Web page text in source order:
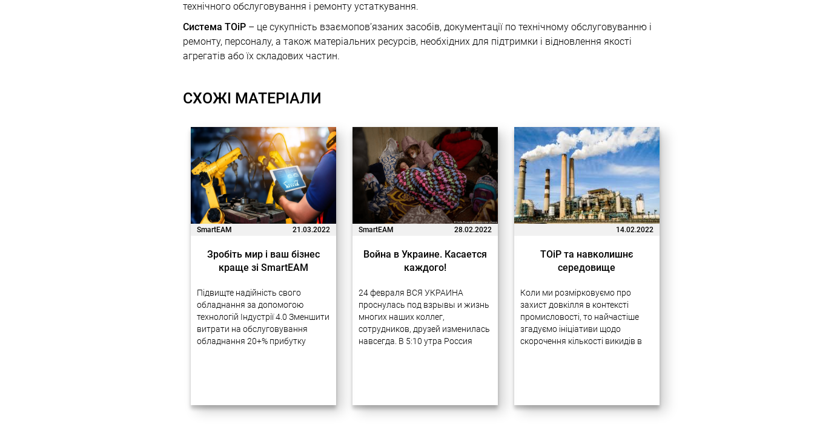
технічного обслуговування і ремонту устаткування.
Система ТОіР – це сукупність взаємопов’язаних засобів, документації по технічному обслуговуванню і
ремонту, персоналу, а також матеріальних ресурсів, необхідних для підтримки і відновлення якості
агрегатів або їх складових частин.
СХОЖІ МАТЕРІАЛИ
SmartEAM 21.03.2022
Зробіть мир і ваш бізнес
краще зі SmartEAM
Підвищте надійність свого
обладнання за допомогою
технологій Індустрії 4.0 Зменшити
витрати на обслуговування
обладнання 20+% прибутку
Багато наших проектів дуже
SmartEAM 28.02.2022
Война в Украине. Касается
каждого!
24 февраля ВСЯ УКРАИНА
проснулась под взрывы и жизнь
многих наших коллег,
сотрудников, друзей изменилась
навсегда. В 5:10 утра Россия
пор российские войска…
14.02.2022
ТОіР та навколишнє
середовище
Коли ми розмірковуємо про
захист довкілля в контексті
промисловості, то найчастіше
згадуємо ініціативи щодо
скорочення кількості викидів в
багато уваги на міжнародному